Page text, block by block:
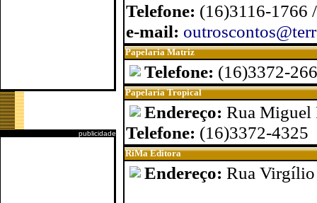
publicidade
Telefone: (16)3116-1766
e-mail:
Papelaria Matriz
Telefone: (16)3372-
Papelaria Tropical
Endereço: Rua Miguel
Telefone: (16)3372-4325
RiMa Editora
Endereço: Rua Virgílio